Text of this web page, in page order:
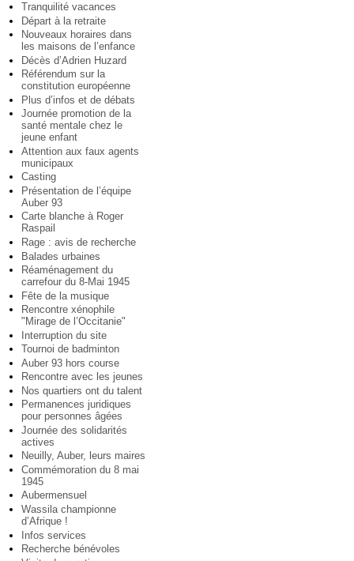
Tranquilité vacances
Départ à la retraite
Nouveaux horaires dans
les maisons de l’enfance
Décès d’Adrien Huzard
Référendum sur la
constitution européenne
Plus d’infos et de débats
Journée promotion de la
santé mentale chez le
jeune enfant
Attention aux faux agents
municipaux
Casting
Présentation de l’équipe
Auber 93
Carte blanche à Roger
Raspail
Rage : avis de recherche
Balades urbaines
Réaménagement du
carrefour du 8-Mai 1945
Fête de la musique
Rencontre xénophile
"Mirage de l’Occitanie"
Interruption du site
Tournoi de badminton
Auber 93 hors course
Rencontre avec les jeunes
Nos quartiers ont du talent
Permanences juridiques
pour personnes âgées
Journée des solidarités
actives
Neuilly, Auber, leurs maires
Commémoration du 8 mai
1945
Aubermensuel
Wassila championne
d’Afrique !
Infos services
Recherche bénévoles